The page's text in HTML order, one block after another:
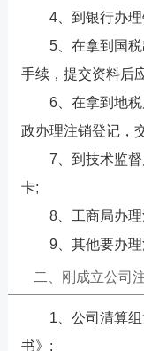
4、到银行办
5、在拿到国
手续，提交资料后
6、在拿到地
政办理注销登记，
7、到技术监
卡;
8、工商局办
9、其他要办理
二、刚成立公司
1、公司清算
书》;